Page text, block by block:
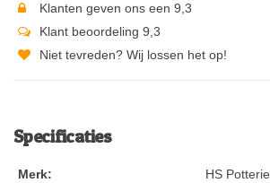
Klanten geven ons een 9,3
Klant beoordeling 9,3
Niet tevreden? Wij lossen het op!
Specificaties
Merk:
HS Potterie